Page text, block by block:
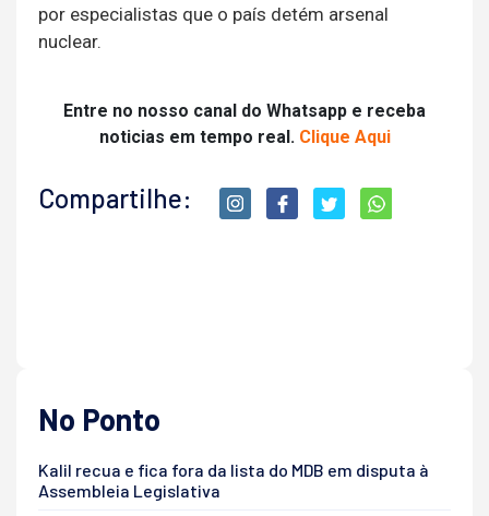
por especialistas que o país detém arsenal
nuclear.
Entre no nosso canal do Whatsapp e receba
noticias em tempo real. Clique Aqui
Compartilhe:
No Ponto
Kalil recua e fica fora da lista do MDB em disputa à
Assembleia Legislativa